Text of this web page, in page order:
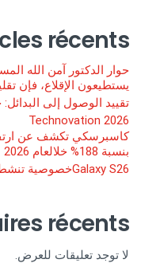
récents
حوار الدكتور آمن الله
يستطيعون الإقلاع، فإن
تقييد الوصول إلى
Technovation 2026
بنسبة 188% خلالعام 2026
Galaxy S26خصوصية تنشط في اللحظة المناسبة
récents
لا توجد تعليقات للعرض.